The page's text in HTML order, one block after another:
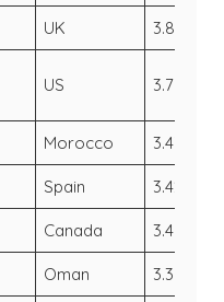
UK 3.85
US 3.79
Morocco 3.47
Spain 3.42
Canada 3.4
Oman 3.39